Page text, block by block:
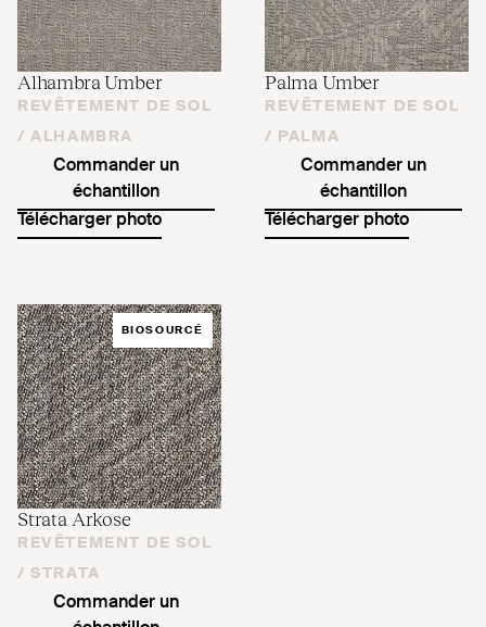
Alhambra Umber
REVÊTEMENT DE SOL
/ ALHAMBRA
Commander un
échantillon
Télécharger photo
Palma Umber
REVÊTEMENT DE SOL
/
PALMA
Commander un
échantillon
Télécharger photo
BIOSOURCÉ
Strata Arkose
REVÊTEMENT DE SOL
/ STRATA
Commander un